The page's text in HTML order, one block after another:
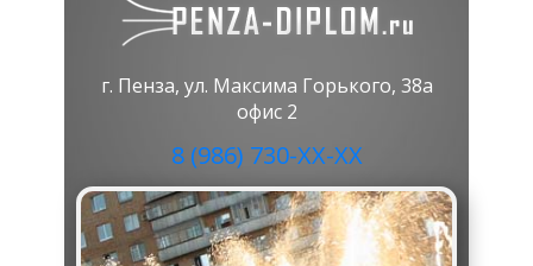
г. Пенза, ул. Максима Горького, 38а
офис 2
8 (986) 730-ХХ-ХХ